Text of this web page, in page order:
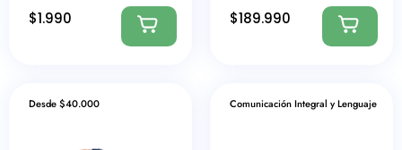
$1.990 $189.990
Desde $40.000 Comunicación Integral y Lenguaje